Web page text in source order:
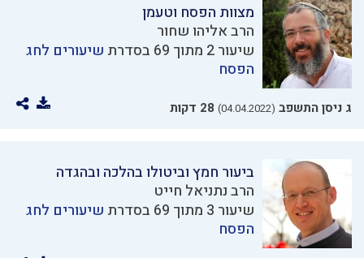
מצוות הפסח וטעמן
הרב אליהו שחור
שיעור 2 מתוך 69 בסדרת
שיעורים לחג
הפסח
ג ניסן התשפב (04.04.2022) 28 דקות
ביעור חמץ וביטולו בהלכה ובהגדה
הרב נתניאל חייט
שיעור 3 מתוך 69 בסדרת
שיעורים לחג
הפסח